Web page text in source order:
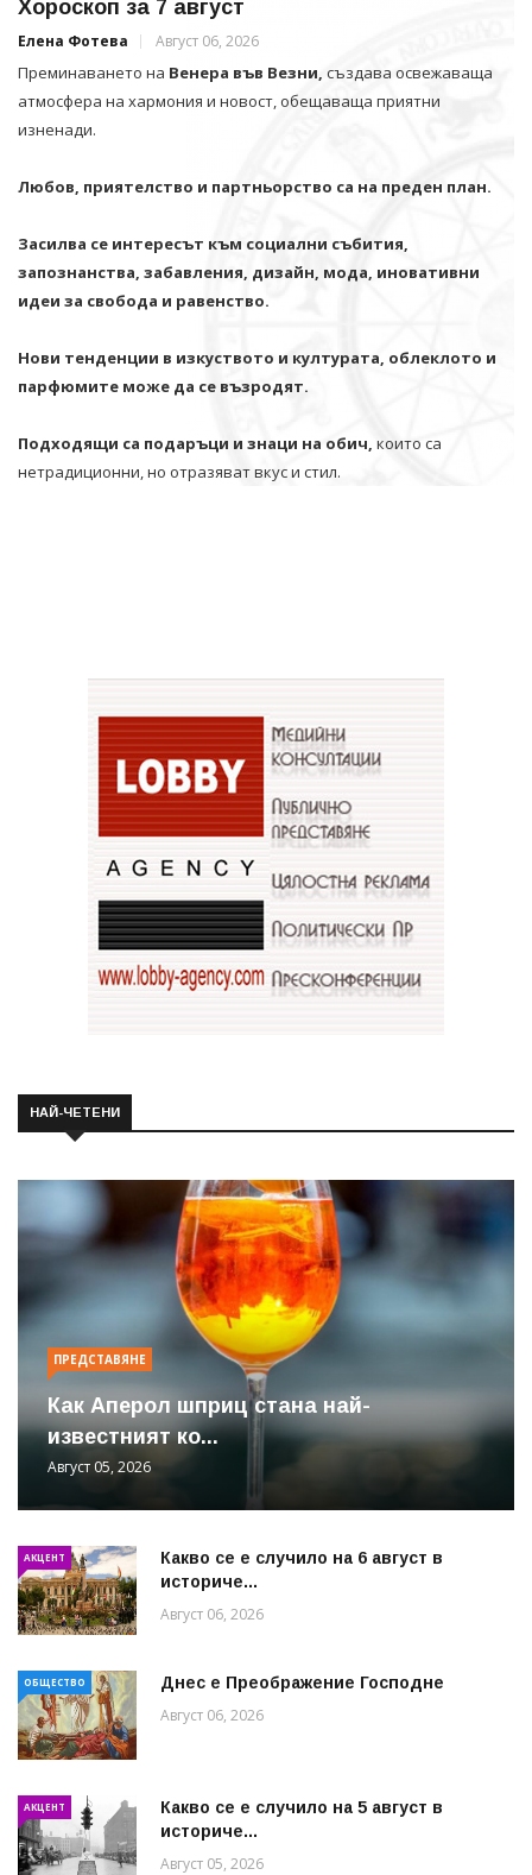
Хороскоп за 7 август
Елена Фотева Август 06, 2026
Преминаването на Венера във Везни, създава освежаваща
атмосфера на хармония и новост, обещаваща приятни
изненади.
Любов, приятелство и партньорство са на преден план.
Засилва се интересът към социални събития,
запознанства, забавления, дизайн, мода, иновативни
идеи за свобода и равенство.
Нови тенденции в изкуството и културата, облеклото и
парфюмите може да се възродят.
Подходящи са подаръци и знаци на обич, които са
нетрадиционни, но отразяват вкус и стил.
НАЙ-ЧЕТЕНИ
ПРЕДСТАВЯНЕ
Как Аперол шприц стана най-
известният ко...
Август 05, 2026
АКЦЕНТ
Какво се е случило на 6 август в
историче...
Август 06, 2026
ОБЩЕСТВО Днес е Преображение Господне
Август 06, 2026
АКЦЕНТ
Какво се е случило на 5 август в
историче...
Август 05, 2026